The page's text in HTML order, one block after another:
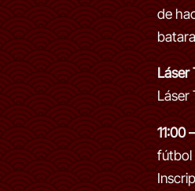
de
Láser
Láser
11:00 –
fútbol